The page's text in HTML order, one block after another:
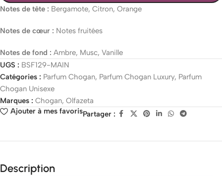
Notes de tête : Bergamote, Citron, Orange
Notes de cœur : Notes fruitées
Notes de fond : Ambre, Musc, Vanille
UGS : BSF129-MAIN
Catégories : Parfum Chogan, Parfum Chogan Luxury, Parfum
Chogan Unisexe
Marques : Chogan, Olfazeta
Ajouter à mes favorisPartager :
Description